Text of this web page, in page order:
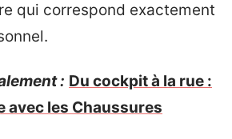
qui correspond exactement
: Du cockpit à la rue :
avec les Chaussures